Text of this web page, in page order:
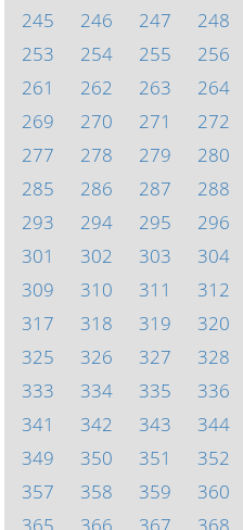
245
246 247 248
253
254 255 256
261
262 263 264
269
270 271 272
277
278 279 280
285
286 287 288
293
294 295 296
301
302 303 304
309
310 311 312
317
318 319 320
325
326 327 328
333
334 335 336
341
342 343 344
349
350 351 352
357
358 359 360